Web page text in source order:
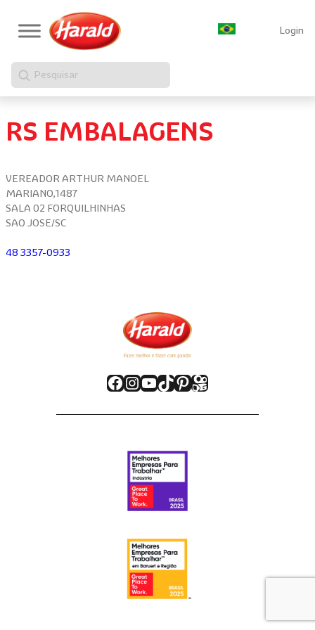
Login
Pesquisar
RS EMBALAGENS
VEREADOR ARTHUR MANOEL
MARIANO,1487
SALA 02 FORQUILHINHAS
SAO JOSE/SC
48 3357-0933
Facebook
Instagram
Youtube
TikTok
Pinterest
Kwai